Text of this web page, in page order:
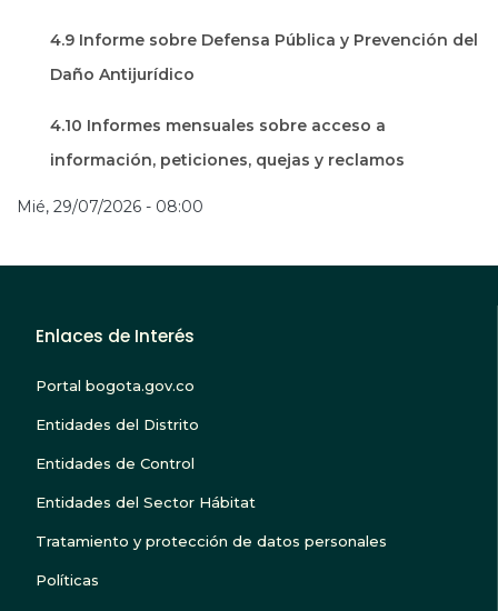
4.9 Informe sobre Defensa Pública y Prevención del
Daño Antijurídico
4.10 Informes mensuales sobre acceso a
información, peticiones, quejas y reclamos
Mié, 29/07/2026 - 08:00
Enlaces de Interés
Portal bogota.gov.co
Entidades del Distrito
Entidades de Control
Entidades del Sector Hábitat
Tratamiento y protección de datos personales
Políticas